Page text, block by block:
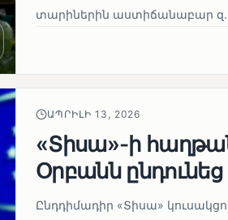
տարիներին աստիճանաբար
ԱՊՐԻԼԻ 13, 2026
«Տիսա»-ի
Օրբանն
Ընդդիմադիր «Տիսա»